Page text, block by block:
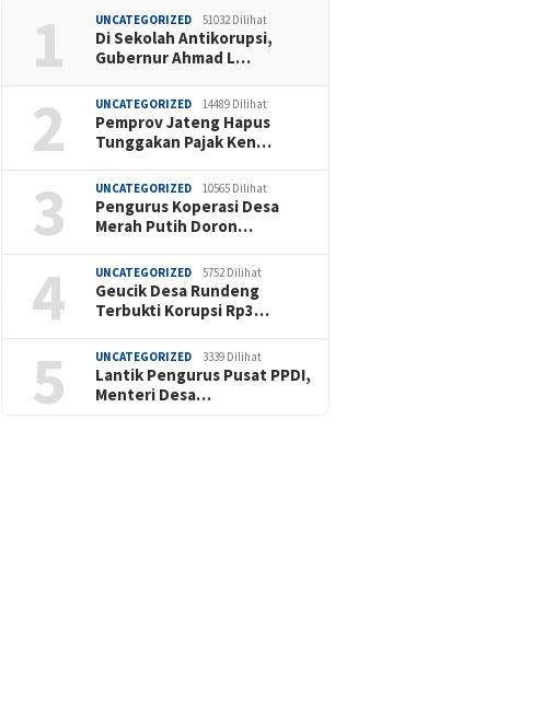
1 UNCATEGORIZED 51032 Dilihat
Di Sekolah Antikorupsi,
Gubernur Ahmad L…
2 UNCATEGORIZED 14489 Dilihat
Pemprov Jateng Hapus
Tunggakan Pajak Ken…
3 UNCATEGORIZED 10565 Dilihat
Pengurus Koperasi Desa
Merah Putih Doron…
4 UNCATEGORIZED 5752 Dilihat
Geucik Desa Rundeng
Terbukti Korupsi Rp3…
5 UNCATEGORIZED 3339 Dilihat
Lantik Pengurus Pusat PPDI,
Menteri Desa…